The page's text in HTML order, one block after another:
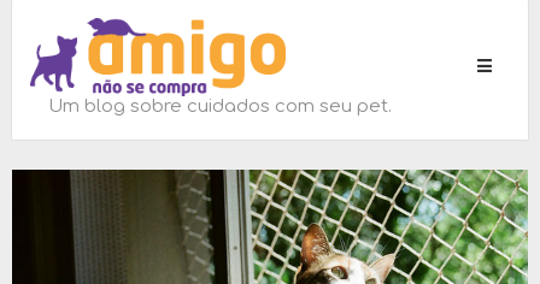
Toggle
Um blog sobre cuidados com seu pet.